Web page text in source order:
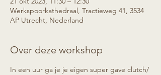
Werkspoorkathedraal, Tractieweg 41, 3534
AP Utrecht, Nederland
Over deze workshop
In een uur ga je je eigen super gave clutch/